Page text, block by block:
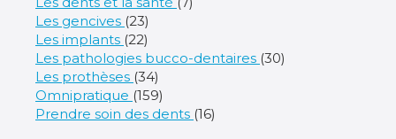
Les gencives (23)
Les implants (22)
Les pathologies bucco-dentaires (30)
Les prothèses (34)
Omnipratique (159)
Prendre soin des dents (16)